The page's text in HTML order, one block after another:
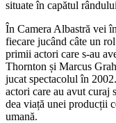
situate în capătul
În Camera Albastră vei
fiecare jucând câte un
primii actori care s-au
Thornton și Marcus
jucat spectacolul în
actori care au avut curaj
dea viață unei producții
umană.